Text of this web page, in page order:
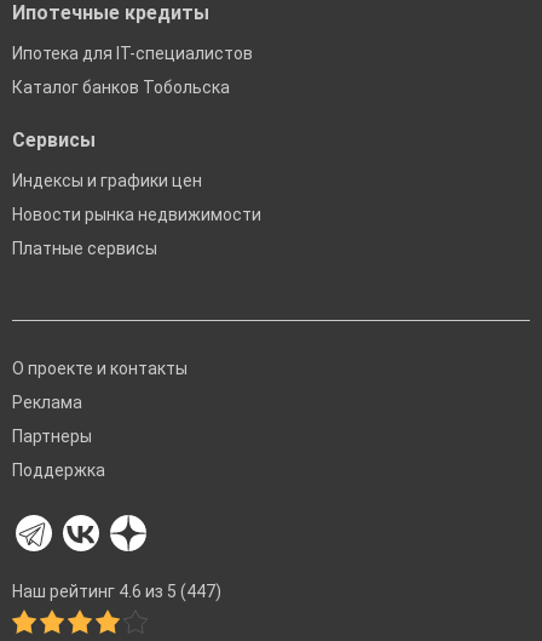
Ипотечные кредиты
Ипотека для IT-специалистов
Каталог банков Тобольска
Сервисы
Индексы и графики цен
Новости рынка недвижимости
Платные сервисы
О проекте и контакты
Реклама
Партнеры
Поддержка
Наш рейтинг 4.6 из 5 (447)